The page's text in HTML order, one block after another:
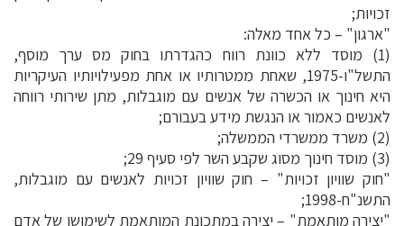
זכויות;
"ארגון" – כל אחד מאלה:
(1) מוסד ללא כוונת רווח כהגדרתו בחוק מס ערך מוסף,
התשל"ו-1975, שאחת ממטרותיו או אחת מפעילויותיו העיקריות
היא חינוך או הכשרה של אנשים עם מוגבלות, מתן שירותי רווחה
לאנשים כאמור או הנגשת מידע בעבורם;
(2) משרד ממשרדי הממשלה;
(3) מוסד חינוך מסוג שקבע השר לפי סעיף 29;
"חוק שוויון זכויות" – חוק שוויון זכויות לאנשים עם מוגבלות,
התשנ"ח-1998;
"יצירה מותאמת" – יצירה במתכונת המותאמת לשימושו של אדם